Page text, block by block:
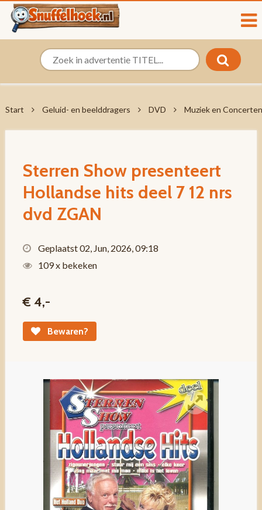
Start Geluid- en beelddragers DVD Muziek en Concerten
Sterren Show presenteert
Hollandse hits deel 7 12 nrs
dvd ZGAN
Geplaatst 02, Jun, 2026, 09:18
109 x bekeken
€ 4,-
Bewaren?